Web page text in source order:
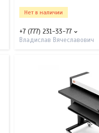
Нет в наличии
+7 (777) 231-33-77
Владислав Вячеславович